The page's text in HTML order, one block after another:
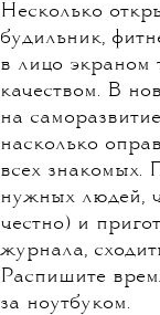
Несколько
будильник,
в лицо экраном
качеством. В
на
насколько
всех знакомых.
нужных людей,
честно) и
журнала,
Распишите
за ноутбуком.